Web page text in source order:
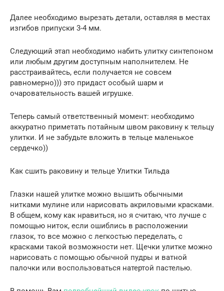
Далее необходимо вырезать детали, оставляя в местах
изгибов припуски 3-4 мм.
Следующий этап необходимо набить улитку синтепоном
или любым другим доступным наполнителем. Не
расстраивайтесь, если получается не совсем
равномерно))) это придаст особый шарм и
очаровательность вашей игрушке.
Теперь самый ответственный момент: необходимо
аккуратно приметать потайным швом раковину к тельцу
улитки. И не забудьте вложить в тельце маленькое
сердечко))
Как сшить раковину и тельце Улитки Тильда
Глазки нашей улитке можно вышить обычными
нитками мулине или нарисовать акриловыми красками.
В общем, кому как нравиться, но я считаю, что лучше с
помощью ниток, если ошиблись в расположении
глазок, то все можно с легкостью переделать, с
красками такой возможности нет. Щечки улитке можно
нарисовать с помощью обычной пудры и ватной
палочки или воспользоваться натертой пастелью.